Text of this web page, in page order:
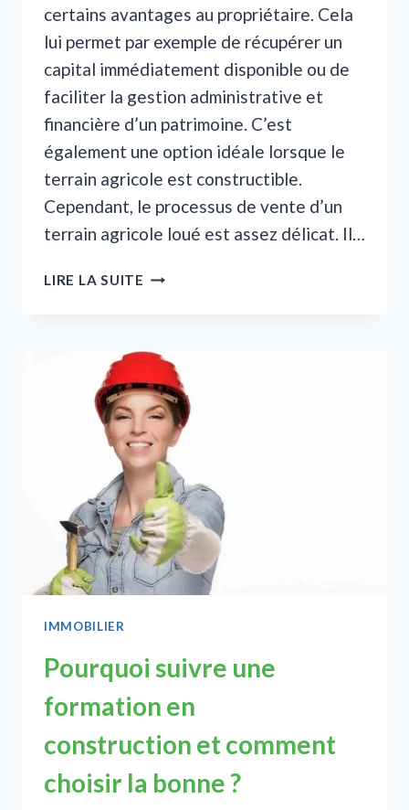
certains avantages au propriétaire. Cela
lui permet par exemple de récupérer un
capital immédiatement disponible ou de
faciliter la gestion administrative et
financière d’un patrimoine. C’est
également une option idéale lorsque le
terrain agricole est constructible.
Cependant, le processus de vente d’un
terrain agricole loué est assez délicat. Il…
LIRE LA SUITE COMMENT
AGRICOLE
LOUÉ ?
IMMOBILIER
Pourquoi suivre une
formation en
construction et comment
choisir la bonne ?